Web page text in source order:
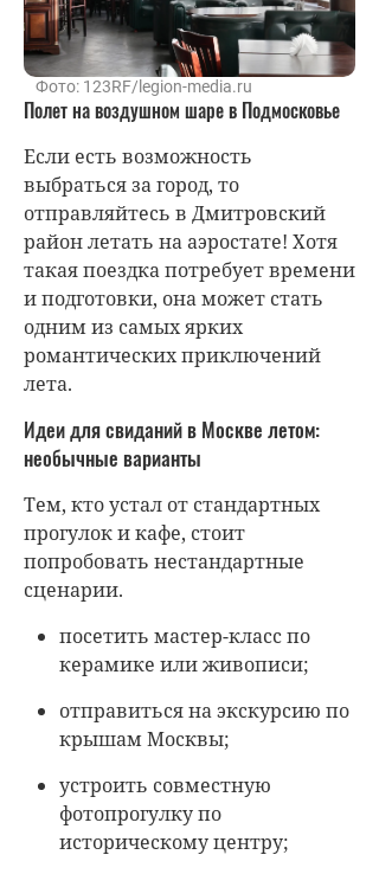
Фото: 123RF/legion-media.ru
Полет на воздушном шаре в Подмосковье
Если есть возможность
выбраться за город, то
отправляйтесь в Дмитровский
район летать на аэростате! Хотя
такая поездка потребует времени
и подготовки, она может стать
одним из самых ярких
романтических приключений
лета.
Идеи для свиданий в Москве летом:
необычные варианты
Тем, кто устал от стандартных
прогулок и кафе, стоит
попробовать нестандартные
сценарии.
посетить мастер-класс по
керамике или живописи;
отправиться на экскурсию по
крышам Москвы;
устроить совместную
фотопрогулку по
историческому центру;